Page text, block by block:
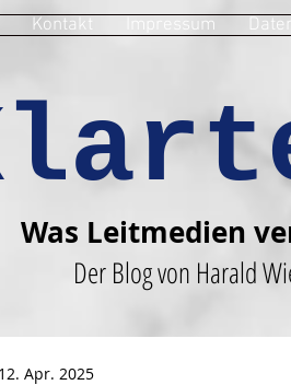
Kontakt Impressum
Was Leitmedien
Der Blog von Harald
12. Apr. 2025